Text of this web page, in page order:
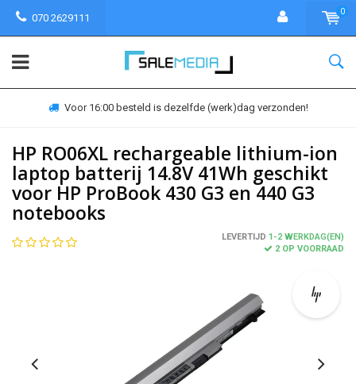
070 2629111
0
Voor 16:00 besteld is dezelfde (werk)dag verzonden!
HP RO06XL rechargeable lithium-ion
laptop batterij 14.8V 41Wh geschikt
voor HP ProBook 430 G3 en 440 G3
notebooks
LEVERTIJD 1-2 WERKDAG(EN)
2 OP VOORRAAD